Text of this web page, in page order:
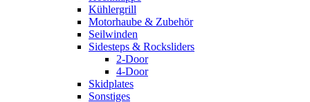
Kühlergrill
Motorhaube & Zubehör
Seilwinden
Sidesteps & Rocksliders
2-Door
4-Door
Skidplates
Sonstiges